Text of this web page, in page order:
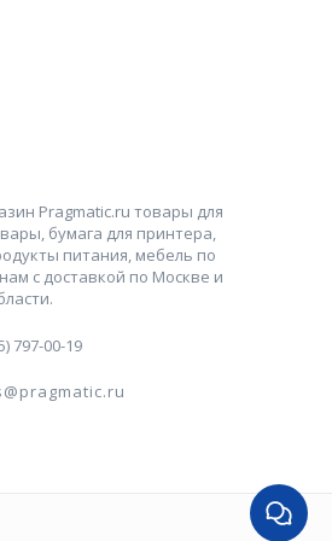
Pragmatic.ru товары для
бумага для принтера,
питания, мебель по
с доставкой по Москве и
797-00-19